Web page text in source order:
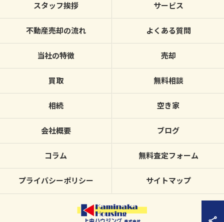
スタッフ挨拶 サービス
不動産売却の流れ よくある質問
当社の特徴 売却
買取 無料相談
相続 空き家
会社概要 ブログ
コラム 無料査定フォーム
プライバシーポリシー サイトマップ